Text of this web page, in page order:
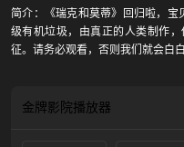
简介：
《瑞克和莫蒂》回归啦，
级有机垃圾，由真正的人类制作
征。请务必观看，否则我们就会白白
金牌影院播放器